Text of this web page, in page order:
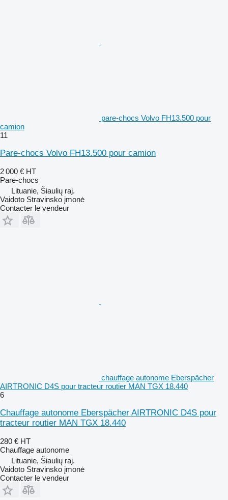
pare-chocs Volvo FH13.500 pour
camion
11
Pare-chocs Volvo FH13.500 pour camion
2 000 € HT
Pare-chocs
Lituanie, Šiaulių raj.
Vaidoto Stravinsko įmonė
Contacter le vendeur
chauffage autonome Eberspächer
AIRTRONIC D4S pour tracteur routier MAN TGX 18.440
6
Chauffage autonome Eberspächer AIRTRONIC D4S pour
tracteur routier MAN TGX 18.440
280 € HT
Chauffage autonome
Lituanie, Šiaulių raj.
Vaidoto Stravinsko įmonė
Contacter le vendeur